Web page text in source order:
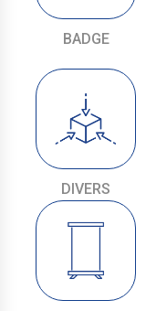
BADGE
DIVERS